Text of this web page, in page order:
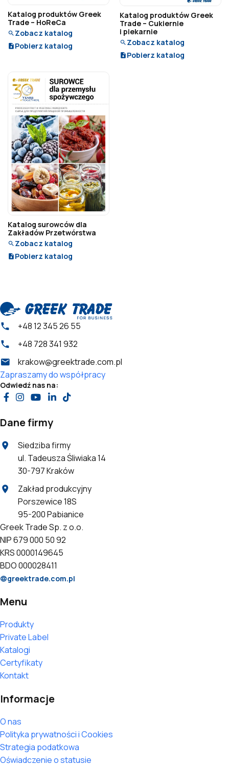
Katalog produktów Greek
Trade – HoReCa
Zobacz katalog
Pobierz katalog
Katalog produktów Greek
Trade – Cukiernie
i piekarnie
Zobacz katalog
Pobierz katalog
Katalog surowców dla
Zakładów Przetwórstwa
Zobacz katalog
Pobierz katalog
+48 12 345 26 55
+48 728 341 932
krakow@greektrade.com.pl
Zapraszamy do współpracy
Odwiedź nas na:
Dane firmy
Siedziba firmy
ul. Tadeusza Śliwiaka 14
30-797 Kraków
Zakład produkcyjny
Porszewice 18S
95-200 Pabianice
Greek Trade Sp. z o.o.
NIP 679 000 50 92
KRS 0000149645
BDO 000028411
greektrade.com.pl
Menu
Produkty
Private Label
Katalogi
Certyfikaty
Kontakt
Informacje
O nas
Polityka prywatności i Cookies
Strategia podatkowa
Oświadczenie o statusie